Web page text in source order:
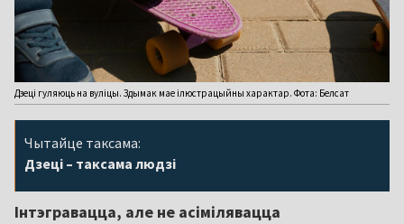
Дзеці гуляюць на вуліцы. Здымак мае ілюстрацыйны характар. Фота: Белсат
Чытайце таксама:
Дзеці – таксама людзі
Інтэгравацца, але не асімілявацца